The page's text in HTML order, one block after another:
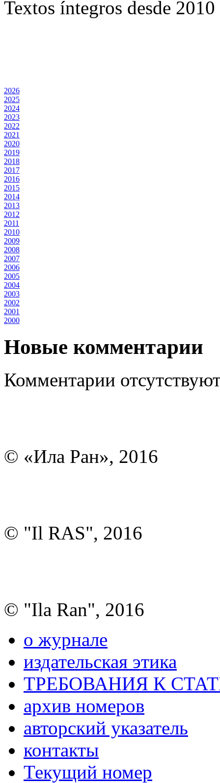
Textos íntegros desde
2026
2025
2024
2023
2022
2021
2020
2019
2018
2017
2016
2015
2014
2013
2012
2011
2010
2009
2008
2007
2006
2005
2004
2003
2002
2001
2000
Новые комментарии
Комментарии
© «Ила Ран», 2016
© "Il RAS", 2016
© "Ila Ran", 2016
о журнале
издательская этика
ТРЕБОВАНИЯ К
архив номеров
авторский указатель
контакты
Текущий номер